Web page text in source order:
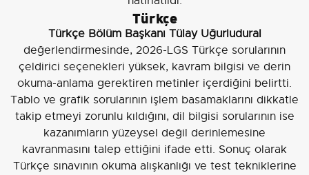
Türkçe
Türkçe Bölüm Başkanı Tülay Uğurludural
değerlendirmesinde, 2026-LGS Türkçe sorularının
çeldirici seçenekleri yüksek, kavram bilgisi ve derin
okuma-anlama gerektiren metinler içerdiğini belirtti.
Tablo ve grafik sorularının işlem basamaklarını dikkatle
takip etmeyi zorunlu kıldığını, dil bilgisi sorularının ise
kazanımların yüzeysel değil derinlemesine
kavranmasını talep ettiğini ifade etti. Sonuç olarak
Türkçe sınavının okuma alışkanlığı ve test tekniklerine